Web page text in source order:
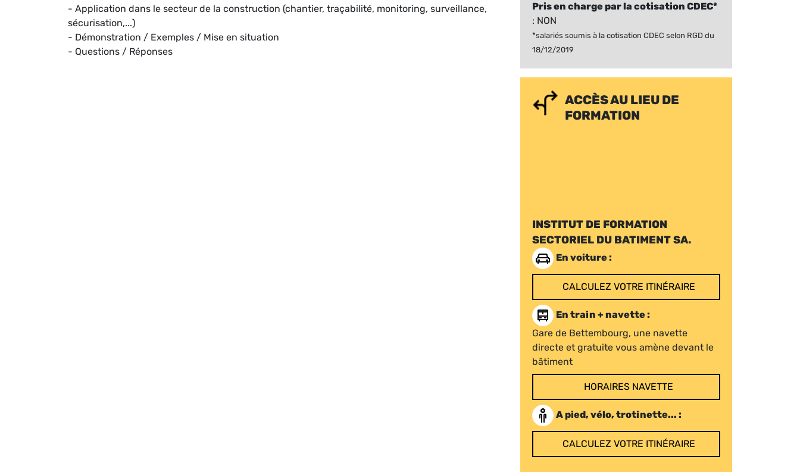
- Application dans le secteur de la construction (chantier, traçabilité, monitoring, surveillance,
sécurisation,...)
- Démonstration / Exemples / Mise en situation
- Questions / Réponses
Pris en charge par la cotisation CDEC*
: NON
*salariés soumis à la cotisation CDEC selon RGD du
18/12/2019
ACCÈS AU LIEU DE
FORMATION
INSTITUT DE FORMATION
SECTORIEL DU BATIMENT SA.
En voiture :
CALCULEZ VOTRE ITINÉRAIRE
En train + navette :
Gare de Bettembourg, une navette
directe et gratuite vous amène devant le
bâtiment
HORAIRES NAVETTE
A pied, vélo, trotinette... :
CALCULEZ VOTRE ITINÉRAIRE